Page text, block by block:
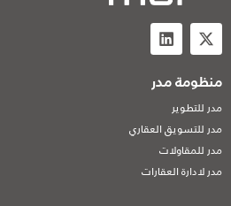
منظومة مدر
مدر للتطوير
مدر للتسويق العقاري
مدر للمقاولات
مدر لادارة العقارات